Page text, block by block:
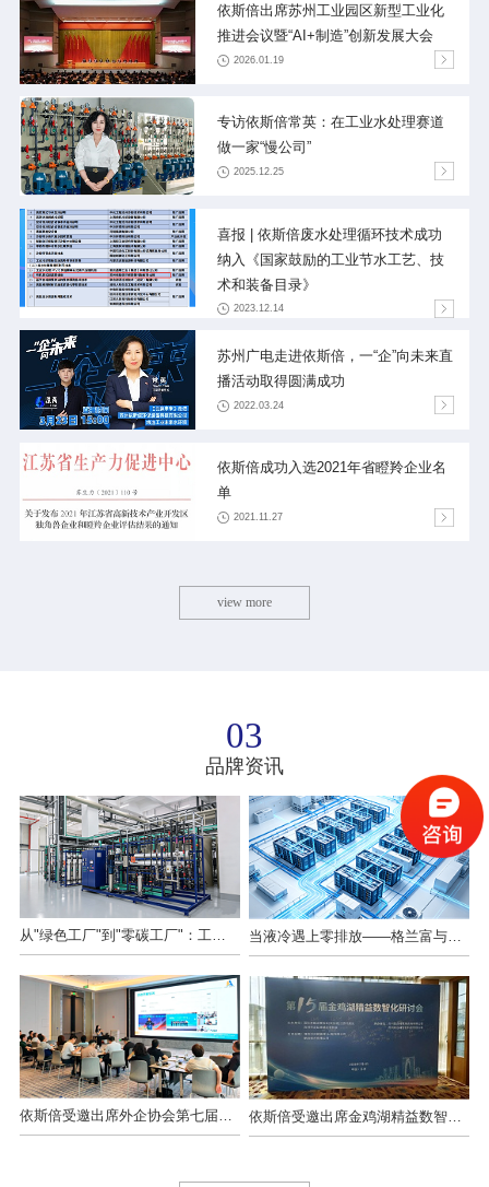
依斯倍出席苏州工业园区新型工业化
推进会议暨“AI+制造”创新发展大会
2026.01.19
专访依斯倍常英：在工业水处理赛道
做一家“慢公司”
2025.12.25
喜报 | 依斯倍废水处理循环技术成功
纳入《国家鼓励的工业节水工艺、技
术和装备目录》
2023.12.14
苏州广电走进依斯倍，一“企”向未来直
播活动取得圆满成功
2022.03.24
依斯倍成功入选2021年省瞪羚企业名
单
2021.11.27
view more
03
品牌资讯
从"绿色工厂"到"零碳工厂"：工业废水如何跨越近零鸿沟？ 当液冷遇上零排放——格兰富与依斯倍的绿色共生之路
依斯倍受邀出席外企协会第七届第二次理事会议 暨伙伴之家迎新会 依斯倍受邀出席金鸡湖精益数智化研讨会，共探制造业绿色高质量发展创新路径